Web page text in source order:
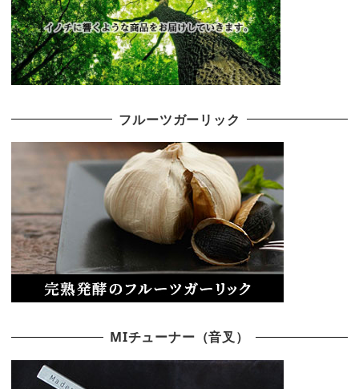
フルーツガーリック
MIチューナー（音叉）